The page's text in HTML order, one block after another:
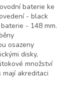
baterie ke
- black
- 148 mm.
osazeny
disky,
množství
mají akreditaci